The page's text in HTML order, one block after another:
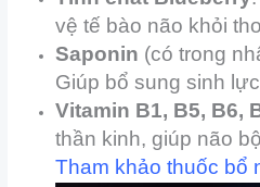
vệ tế bào não khỏi
Saponin (có trong
Giúp bổ sung sinh
Vitamin B1, B5, B6,
thần kinh, giúp não
Tham khảo thuốc bổ